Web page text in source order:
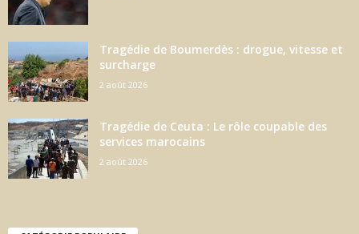
Tragédie de Boumerdès : drogue, vitesse et
surcharge
2 août 2026
Tragédie de Ceuta : Le rôle coupable des
services marocains
2 août 2026